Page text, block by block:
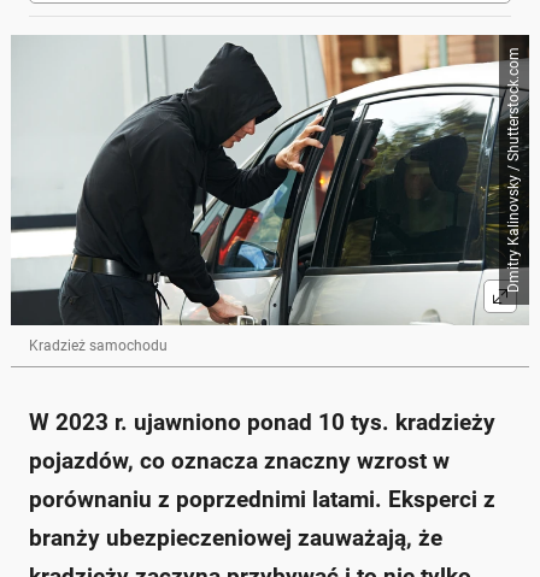
Dmitry Kalinovsky / Shutterstock.com
Kradzież samochodu
W 2023 r. ujawniono ponad 10 tys. kradzieży
pojazdów, co oznacza znaczny wzrost w
porównaniu z poprzednimi latami. Eksperci z
branży ubezpieczeniowej zauważają, że